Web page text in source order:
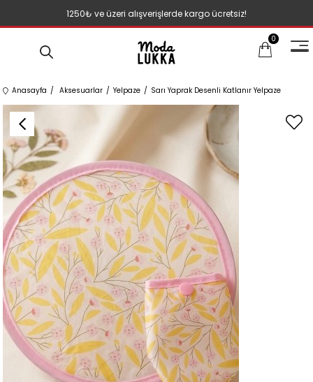
1250₺ ve üzeri alışverişlerde kargo ücretsiz!
0
Anasayfa Aksesuarlar Yelpaze Sarı Yaprak Desenli Katlanır Yelpaze